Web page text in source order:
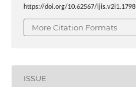
https://doi.org/10.62567/ijis.v2i1.1798
More Citation Formats
ISSUE